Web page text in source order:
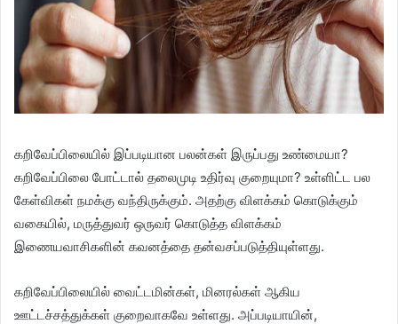
கறிவேப்பிலையில் இப்படியான பலன்கள் இருப்பது உண்மையா?
கறிவேப்பிலை போட்டால் தலைமுடி உதிர்வு குறையுமா? உள்ளிட்ட பல
கேள்விகள் நமக்கு வந்திருக்கும். அதற்கு விளக்கம் கொடுக்கும்
வகையில், மருத்துவர் ஒருவர் கொடுத்த விளக்கம்
இணையவாசிகளின் கவனத்தை தன்வசப்படுத்தியுள்ளது.
கறிவேப்பிலையில் வைட்டமின்கள், மினரல்கள் ஆகிய
ஊட்டச்சத்துக்கள் குறைவாகவே உள்ளது. அப்படியாயின்,